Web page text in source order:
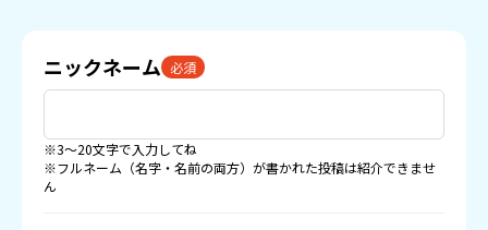
ニックネーム 必須
※3〜20文字で入力してね
※フルネーム（名字・名前の両方）が書かれた投稿は紹介できませ
ん